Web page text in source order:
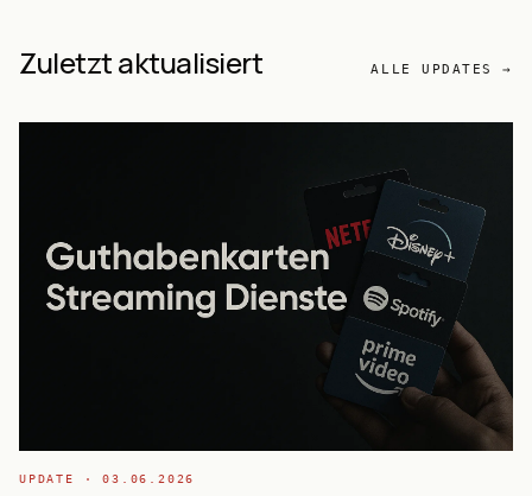
Zuletzt aktualisiert ALLE UPDATES →
UPDATE ·03.06.2026